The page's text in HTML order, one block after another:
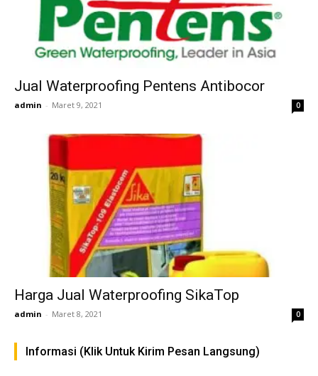
Jual Waterproofing Pentens Antibocor
admin - Maret 9, 2021 0
Harga Jual Waterproofing SikaTop
admin - Maret 8, 2021 0
Informasi (Klik Untuk Kirim Pesan Langsung)